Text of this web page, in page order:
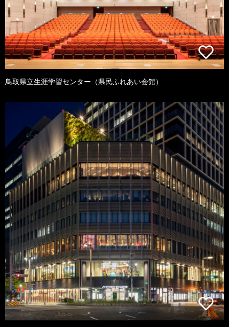
鳥取県立生涯学習センター（県民ふれあい会館）